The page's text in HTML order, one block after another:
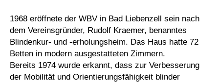
1968 eröffnete der WBV in Bad Liebenzell sein nach
dem Vereinsgründer, Rudolf Kraemer, benanntes
Blindenkur- und -erholungsheim. Das Haus hatte 72
Betten in modern ausgestatteten Zimmern.
Bereits 1974 wurde erkannt, dass zur Verbesserung
der Mobilität und Orientierungsfähigkeit blinder